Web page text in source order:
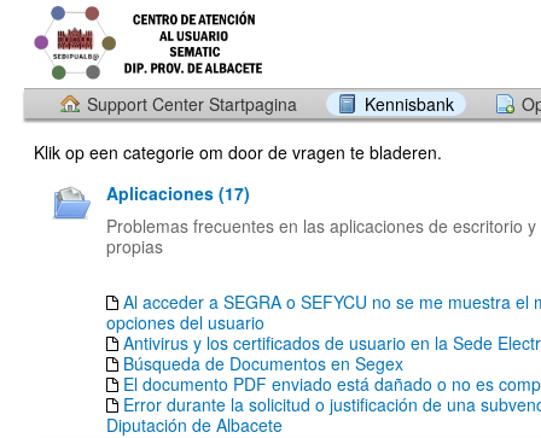
Support Center Startpagina Kennisbank
Klik op een categorie om door de vragen te bladeren.
Aplicaciones (17)
Problemas frecuentes en las aplicaciones de escritorio
propias
Al acceder a SEGRA o SEFYCU no se me muestra el
opciones del usuario
Antivirus y los certificados de usuario en la Sede
Búsqueda de Documentos en Segex
El documento PDF enviado está dañado o no es
Error durante la solicitud o justificación de una
Diputación de Albacete